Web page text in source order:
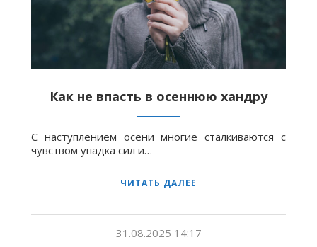
Как не впасть в осеннюю хандру
С наступлением осени многие сталкиваются с
чувством упадка сил и…
ЧИТАТЬ ДАЛЕЕ
31.08.2025 14:17